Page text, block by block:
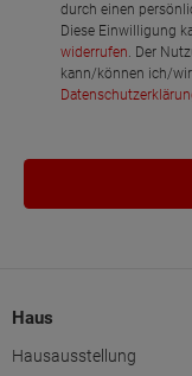
durch einen
Diese Einwilligung
widerrufen. Der
kann/können ich/
Haus
Hausausstellung